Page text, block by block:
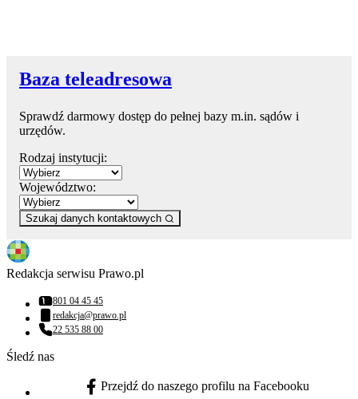
Baza teleadresowa
Sprawdź darmowy dostęp do pełnej bazy m.in. sądów i
urzędów.
Rodzaj instytucji:
Województwo:
Szukaj danych kontaktowych
Redakcja serwisu Prawo.pl
Numer telefonu:
801 04 45 45
Adres email:
redakcja@prawo.pl
Numer telefonu:
22 535 88 00
Śledź nas
facebook - otwiera się w nowej karcie
Przejdź do naszego profilu na Facebooku